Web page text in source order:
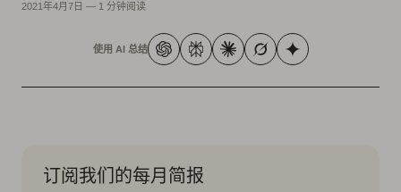
2021年4月7日 — 1 分钟阅读
使用 AI 总结
订阅我们的每月简报